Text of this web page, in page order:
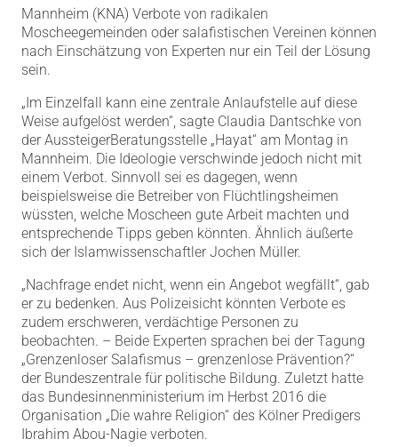
Mannheim (KNA) Verbote von radikalen
Moscheegemeinden oder salafistischen Vereinen können
nach Einschätzung von Experten nur ein Teil der Lösung
sein.
„Im Einzelfall kann eine zentrale Anlaufstelle auf diese
Weise aufgelöst werden“, sagte Claudia Dantschke von
der AussteigerBeratungsstelle „Hayat“ am Montag in
Mannheim. Die Ideologie verschwinde jedoch nicht mit
einem Verbot. Sinnvoll sei es dagegen, wenn
beispielsweise die Betreiber von Flüchtlingsheimen
wüssten, welche Moscheen gute Arbeit machten und
entsprechende Tipps geben könnten. Ähnlich äußerte
sich der Islamwissenschaftler Jochen Müller.
„Nachfrage endet nicht, wenn ein Angebot wegfällt“, gab
er zu bedenken. Aus Polizeisicht könnten Verbote es
zudem erschweren, verdächtige Personen zu
beobachten. – Beide Experten sprachen bei der Tagung
„Grenzenloser Salafismus – grenzenlose Prävention?“
der Bundeszentrale für politische Bildung. Zuletzt hatte
das Bundesinnenministerium im Herbst 2016 die
Organisation „Die wahre Religion“ des Kölner Predigers
Ibrahim Abou-Nagie verboten.